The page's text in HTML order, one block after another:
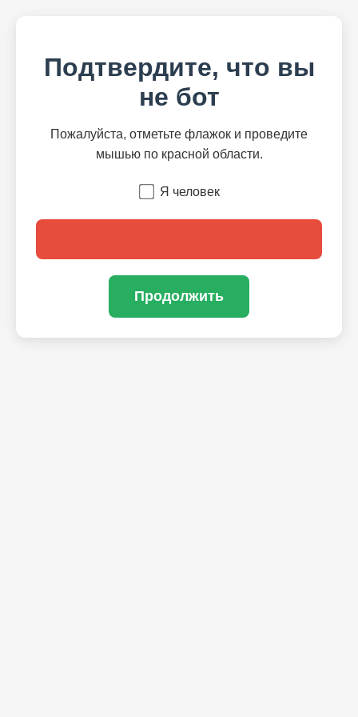
Подтвердите, что вы
не бот
Пожалуйста, отметьте флажок и проведите
мышью по красной области.
Я человек
Продолжить